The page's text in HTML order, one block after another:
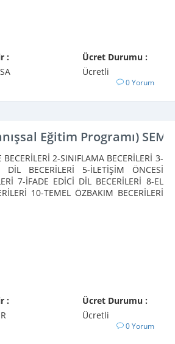
:
Ücret Durumu :
Ücretli
0 Yorum
Eğitim Programı)
2-SINIFLAMA BECERİLERİ 3-
DİL BECERİLERİ 5-İLETİŞİM ÖNCESİ
7-İFADE EDİCİ DİL BECERİLERİ 8-EL
10-TEMEL ÖZBAKIM BECERİLERİ
:
Ücret Durumu :
Ücretli
0 Yorum